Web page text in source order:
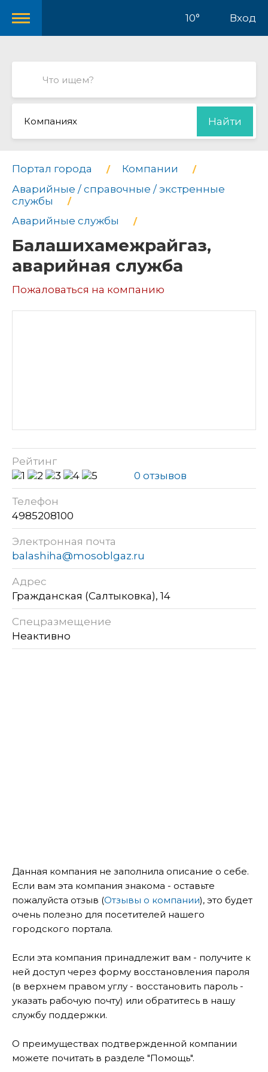
10° Вход
Компаниях Найти
Портал города
Компании
Аварийные / справочные / экстренные
службы
Аварийные службы
Балашихамежрайгаз,
аварийная служба
Пожаловаться на компанию
Рейтинг
0 отзывов
Телефон
4985208100
Электронная почта
balashiha@mosoblgaz.ru
Адрес
Гражданская (Салтыковка), 14
Спецразмещение
Неактивно
Данная компания не заполнила описание о себе.
Если вам эта компания знакома - оставьте
пожалуйста отзыв (Отзывы о компании), это будет
очень полезно для посетителей нашего
городского портала.
Если эта компания принадлежит вам - получите к
ней доступ через форму восстановления пароля
(в верхнем правом углу - восстановить пароль -
указать рабочую почту) или обратитесь в нашу
службу поддержки.
О преимуществах подтвержденной компании
можете почитать в разделе "Помощь".